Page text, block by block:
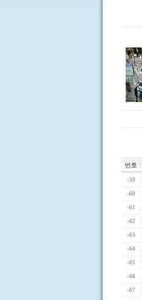
번호
-59
-60
-61
-62
-63
-64
-65
-66
-67